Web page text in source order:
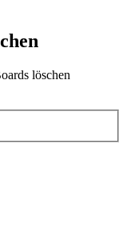
löschen